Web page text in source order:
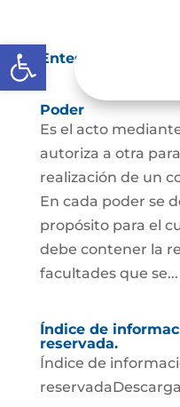
Abrir barra de
Entes y
Poder
Es el acto
autoriza a otra
realización de un
En cada poder se
propósito para el
debe contener la
facultades que se...
Índice de
reservada.
Índice de
reservadaDescarga